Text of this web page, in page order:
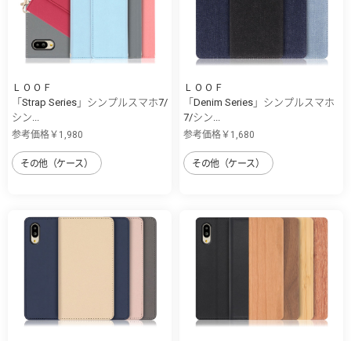
ＬＯＯＦ
「Strap Series」シンプルスマホ7/
シン...
参考価格￥1,980
その他（ケース）
ＬＯＯＦ
「Denim Series」シンプルスマホ
7/シン...
参考価格￥1,680
その他（ケース）